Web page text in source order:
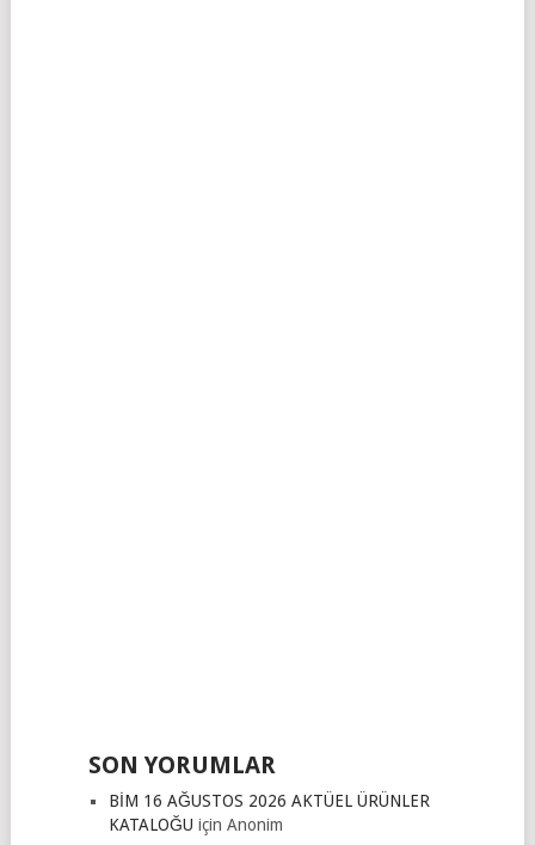
SON YORUMLAR
BİM 16 AĞUSTOS 2026 AKTÜEL ÜRÜNLER
KATALOĞU için Anonim